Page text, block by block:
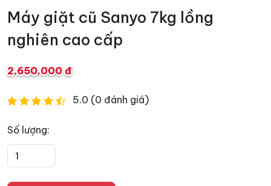
Máy giặt cũ Sanyo 7kg lồng
nghiên cao cấp
2,650,000 đ
5.0 (0 đánh giá)
Số lượng: